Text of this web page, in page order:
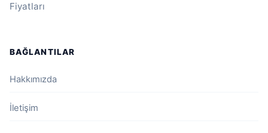
Fiyatları
BAĞLANTILAR
Hakkımızda
İletişim